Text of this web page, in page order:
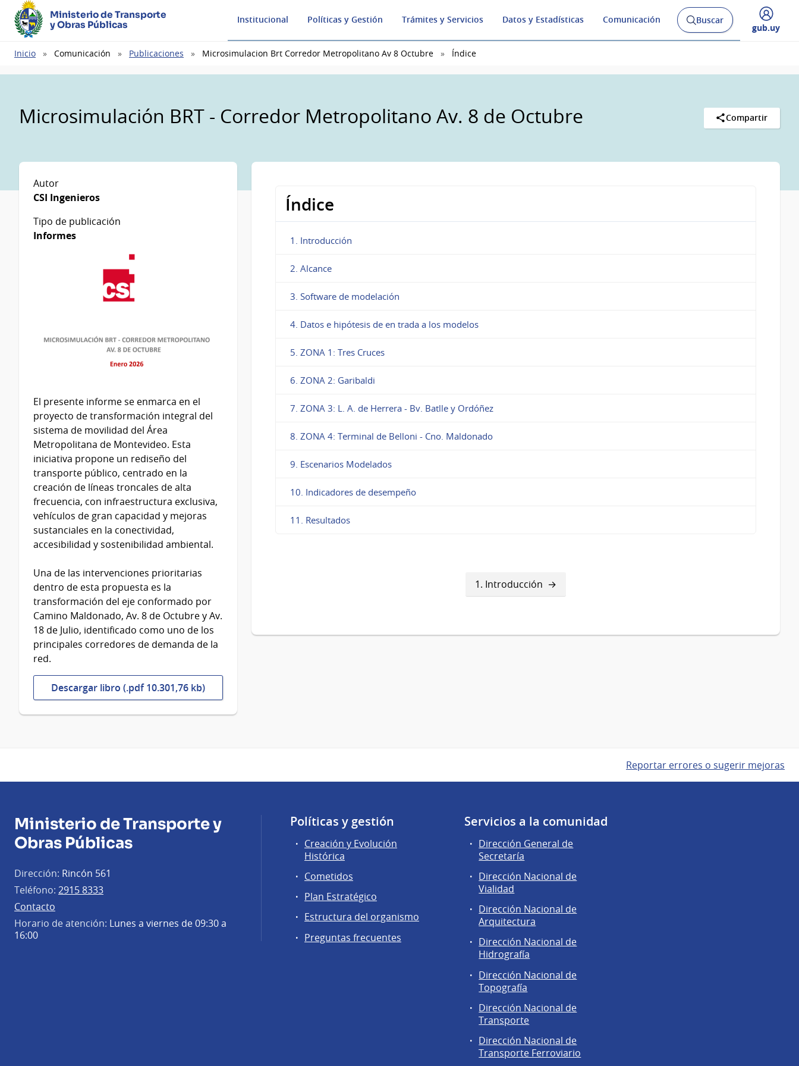
Ministerio de Transporte
y Obras Públicas
Institucional Políticas y Gestión Trámites y Servicios Datos y Estadísticas Comunicación
Abrir
buscador
Buscar
Desplegar
gub.uy
Ruta
Inicio Comunicación Publicaciones Microsimulacion Brt Corredor Metropolitano Av 8 Octubre Índice
Microsimulación BRT - Corredor Metropolitano Av. 8 de Octubre Compartir
Autor
CSI Ingenieros
Tipo de publicación
Informes
El presente informe se enmarca en el
proyecto de transformación integral del
sistema de movilidad del Área
Metropolitana de Montevideo. Esta
iniciativa propone un rediseño del
transporte público, centrado en la
creación de líneas troncales de alta
frecuencia, con infraestructura exclusiva,
vehículos de gran capacidad y mejoras
sustanciales en la conectividad,
accesibilidad y sostenibilidad ambiental.
Una de las intervenciones prioritarias
dentro de esta propuesta es la
transformación del eje conformado por
Camino Maldonado, Av. 8 de Octubre y Av.
18 de Julio, identificado como uno de los
principales corredores de demanda de la
red.
Descargar libro (.pdf 10.301,76 kb)
Índice
1. Introducción
2. Alcance
3. Software de modelación
4. Datos e hipótesis de en trada a los modelos
5. ZONA 1: Tres Cruces
6. ZONA 2: Garibaldi
7. ZONA 3: L. A. de Herrera - Bv. Batlle y Ordóñez
8. ZONA 4: Terminal de Belloni - Cno. Maldonado
9. Escenarios Modelados
10. Indicadores de desempeño
11. Resultados
1. Introducción
Reportar errores o sugerir mejoras
Ministerio de Transporte y
Obras Públicas
Dirección: Rincón 561
Teléfono: 2915 8333
Contacto
Horario de atención: Lunes a viernes de 09:30 a
16:00
Políticas y gestión
Creación y Evolución
Histórica
Cometidos
Plan Estratégico
Estructura del organismo
Preguntas frecuentes
Servicios a la comunidad
Dirección General de
Secretaría
Dirección Nacional de
Vialidad
Dirección Nacional de
Arquitectura
Dirección Nacional de
Hidrografía
Dirección Nacional de
Topografía
Dirección Nacional de
Transporte
Dirección Nacional de
Transporte Ferroviario